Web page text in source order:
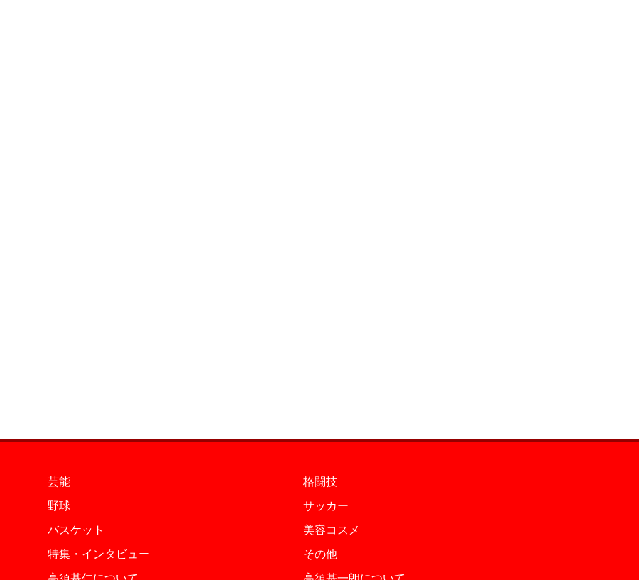
芸能
格闘技
野球
サッカー
バスケット
美容コスメ
特集・インタビュー
その他